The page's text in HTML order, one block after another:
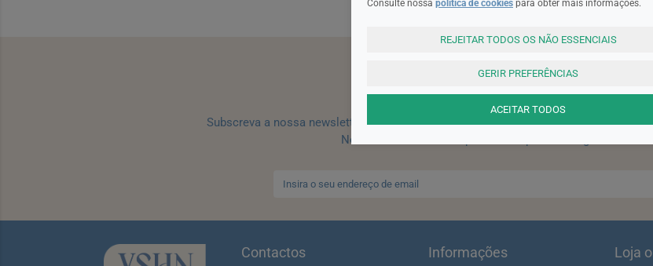
SUBSCREVA A
Subscreva a nossa newsletter e receba um cupão de 10% de desconto para a sua
Nota: Para receber o cupão deverá primeiro registar-se no
Contactos Informações Loja
Consulte nossa política de cookies para obter mais informações.
REJEITAR TODOS OS NÃO ESSENCIAIS
GERIR PREFERÊNCIAS
ACEITAR TODOS